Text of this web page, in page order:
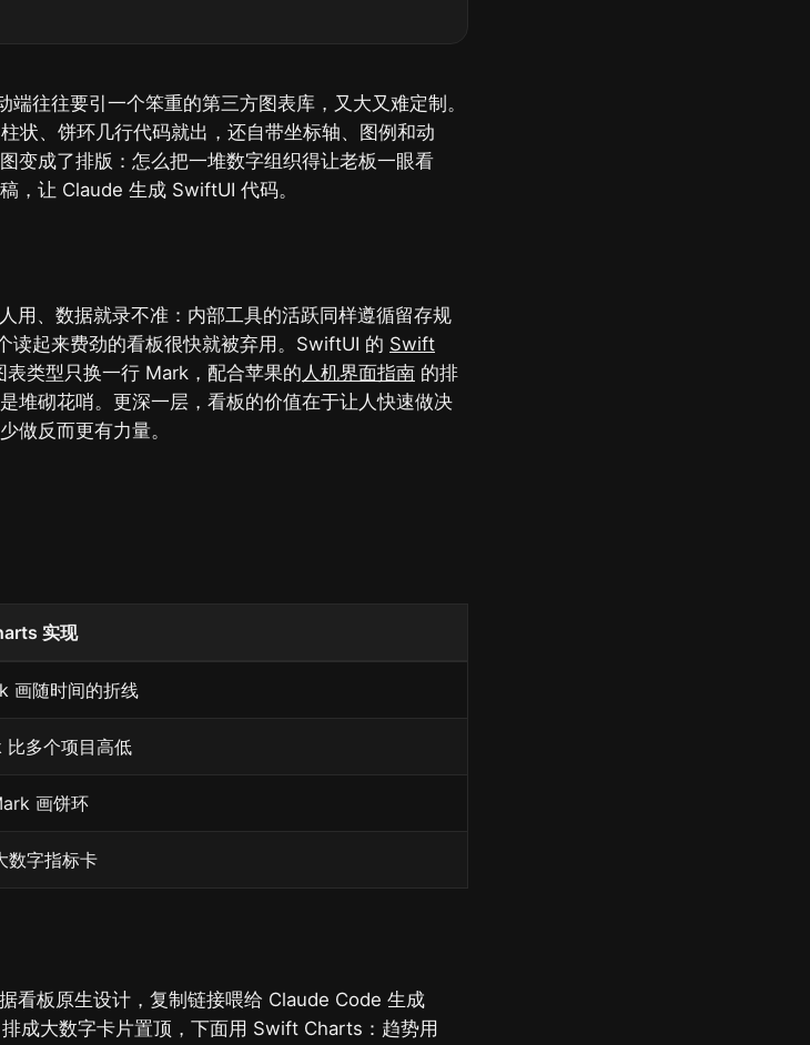
往往要引一个笨重的第三方图表库，又大又难定制。
状、饼环几行代码就出，还自带坐标轴、图例和动
变成了排版：怎么把一堆数字组织得让老板一眼看
，让 Claude 生成 SwiftUI 代码。
用、数据就录不准：内部工具的活跃同样遵循留存规
读起来费劲的看板很快就被弃用。SwiftUI 的 Swift
类型只换一行 Mark，配合苹果的 人机界面指南 的排
堆砌花哨。更深一层，看板的价值在于让人快速做决
做反而更有力量。
实现
画随时间的折线
比多个项目高低
画饼环
数字指标卡
看板原生设计，复制链接喂给 Claude Code 生成
成大数字卡片置顶，下面用 Swift Charts：趋势用